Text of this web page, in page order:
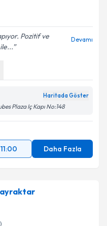
Pozitif ve
Devamı
Haritada Göster
Plaza Iç Kapı No:148
11:00 Daha Fazla